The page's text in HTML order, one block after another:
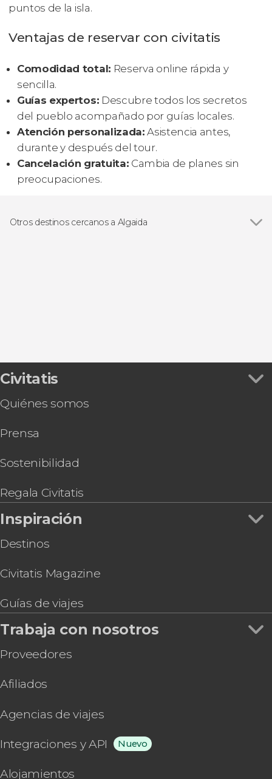
puntos de la isla.
Ventajas de reservar con civitatis
Comodidad total: Reserva online rápida y
sencilla.
Guías expertos: Descubre todos los secretos
del pueblo acompañado por guías locales.
Atención personalizada: Asistencia antes,
durante y después del tour.
Cancelación gratuita: Cambia de planes sin
preocupaciones.
Otros destinos cercanos a Algaida
Civitatis
Quiénes somos
Prensa
Sostenibilidad
Regala Civitatis
Inspiración
Destinos
Civitatis Magazine
Guías de viajes
Trabaja con nosotros
Proveedores
Afiliados
Agencias de viajes
Integraciones y API Nuevo
Alojamientos